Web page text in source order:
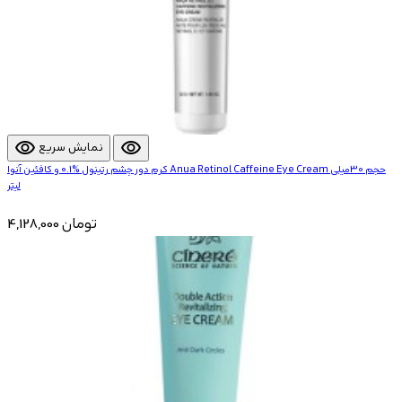
visibility نمایش سریع visibility
کرم دور چشم رتینول %0.1 و کافئین آنوا Anua Retinol Caffeine Eye Cream حجم 30میلی
لیتر
4,128,000 تومان